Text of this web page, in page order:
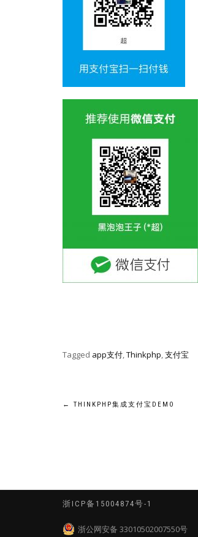
Tagged app支付,Thinkphp,支付宝
文
航
← THINKPHP集成支付宝DEMO
浙ICP备15004874号-1
浙公网安备 33010502007550号